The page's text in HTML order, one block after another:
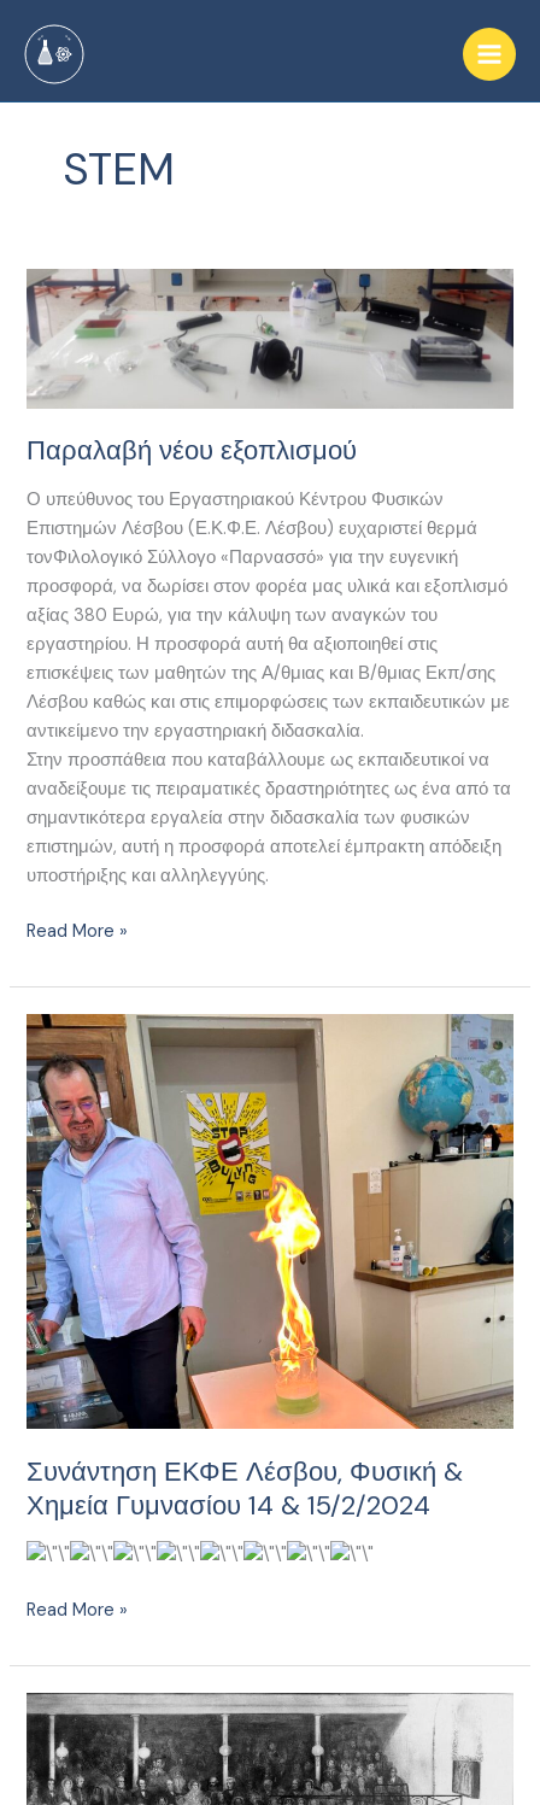
στο
περιεχόμενο
STEM
Παραλαβή νέου εξοπλισμού
Ο υπεύθυνος του Εργαστηριακού Κέντρου Φυσικών
Επιστημών Λέσβου (Ε.Κ.Φ.Ε. Λέσβου) ευχαριστεί θερμά
τονΦιλολογικό Σύλλογο «Παρνασσό» για την ευγενική
προσφορά, να δωρίσει στον φορέα μας υλικά και εξοπλισμό
αξίας 380 Ευρώ, για την κάλυψη των αναγκών του
εργαστηρίου. Η προσφορά αυτή θα αξιοποιηθεί στις
επισκέψεις των μαθητών της Α/θμιας και Β/θμιας Εκπ/σης
Λέσβου καθώς και στις επιμορφώσεις των εκπαιδευτικών με
αντικείμενο την εργαστηριακή διδασκαλία.
Στην προσπάθεια που καταβάλλουμε ως εκπαιδευτικοί να
αναδείξουμε τις πειραματικές δραστηριότητες ως ένα από τα
σημαντικότερα εργαλεία στην διδασκαλία των φυσικών
επιστημών, αυτή η προσφορά αποτελεί έμπρακτη απόδειξη
υποστήριξης και αλληλεγγύης.
Παραλαβή
νέου
εξοπλισμού
Read More »
Συνάντηση ΕΚΦΕ Λέσβου, Φυσική &
Χημεία Γυμνασίου 14 & 15/2/2024
Συνάντηση
ΕΚΦΕ
Λέσβου,
Φυσική
&
Χημεία
Γυμνασίου
14
&
15/2/2024
Read More »
Εργαστήριο
Ηλεκτρομαγνητισμού